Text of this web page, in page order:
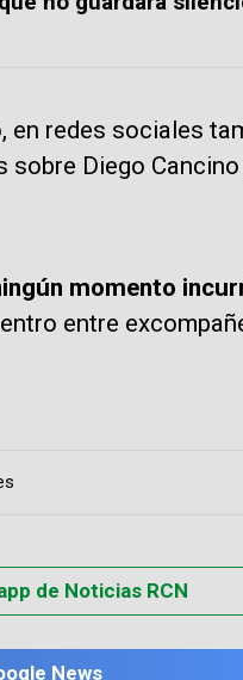
redes sociales
Diego
momento
entre
de Noticias RCN
News